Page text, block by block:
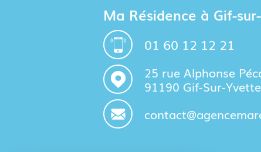
Ma Résidence à Gif-
01 60 12 12 21
25 rue Alphonse
91190 Gif-Sur-Yvette